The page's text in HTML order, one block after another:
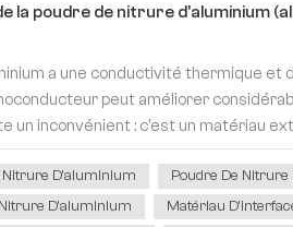
la poudre de nitrure d'aluminium
a une conductivité thermique et
peut améliorer
un inconvénient : c'est un matériau
Nitrure D'aluminium
Poudre De
D'aluminium
Matériau